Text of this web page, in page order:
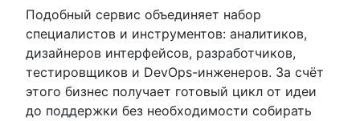
Подобный сервис объединяет набор
специалистов и инструментов: аналитиков,
дизайнеров интерфейсов, разработчиков,
тестировщиков и DevOps-инженеров. За счёт
этого бизнес получает готовый цикл от идеи
до поддержки без необходимости собирать